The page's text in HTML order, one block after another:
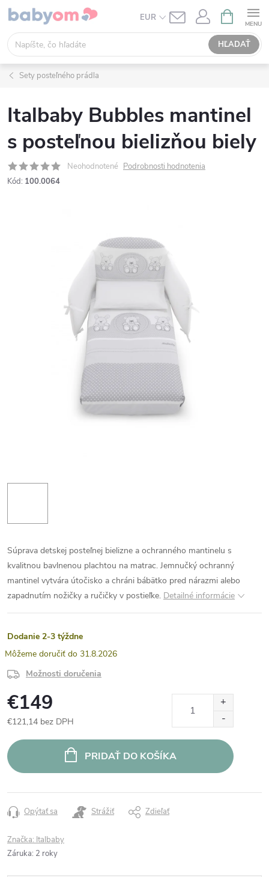
Prejsť
obsah
EUR
HĽADAŤ
KOŠÍK
Sety posteľného prádla
Italbaby Bubbles mantinel
s posteľnou bielizňou biely
Neohodnotené Podrobnosti hodnotenia
Kód: 100.0064
Súprava detskej posteľnej bielizne a ochranného mantinelu s
kvalitnou bavlnenou plachtou na matrac. Jemnučký ochranný
mantinel vytvára útočisko a chráni bábätko pred nárazmi alebo
zapadnutím nožičky a ručičky v postieľke. Detailné informácie
Dodanie 2-3 týždne
31.8.2026
Možnosti doručenia
€149
€121,14 bez DPH
cena:
PRIDAŤ DO KOŠÍKA
Opýtať sa Strážiť Zdieľať
Značka: Italbaby
Záruka: 2 roky